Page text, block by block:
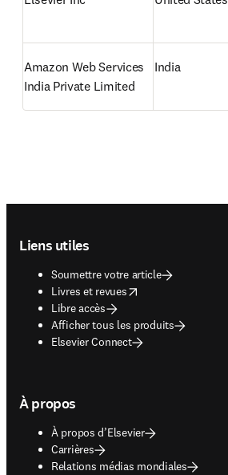
Amazon Web Services
India Private Limited
India
Liens utiles
Soumettre votre article
Livres et revues
opens in new tab/window
Libre accès
Afficher tous les produits
Elsevier Connect
À propos
À propos d’Elsevier
Carrières
Relations médias mondiales